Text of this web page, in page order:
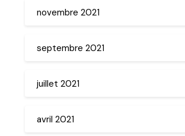
novembre 2021
septembre 2021
juillet 2021
avril 2021